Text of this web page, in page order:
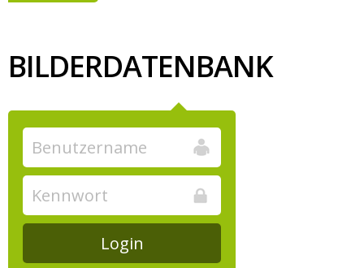
BILDERDATENBANK